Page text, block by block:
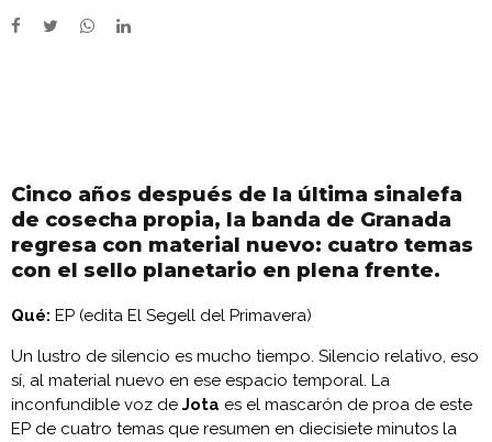
Cinco años después de la última sinalefa
de cosecha propia, la banda de Granada
regresa con material nuevo: cuatro temas
con el sello planetario en plena frente.
Qué: EP (edita El Segell del Primavera)
Un lustro de silencio es mucho tiempo. Silencio relativo, eso
sí, al material nuevo en ese espacio temporal. La
inconfundible voz de Jota es el mascarón de proa de este
EP de cuatro temas que resumen en diecisiete minutos la